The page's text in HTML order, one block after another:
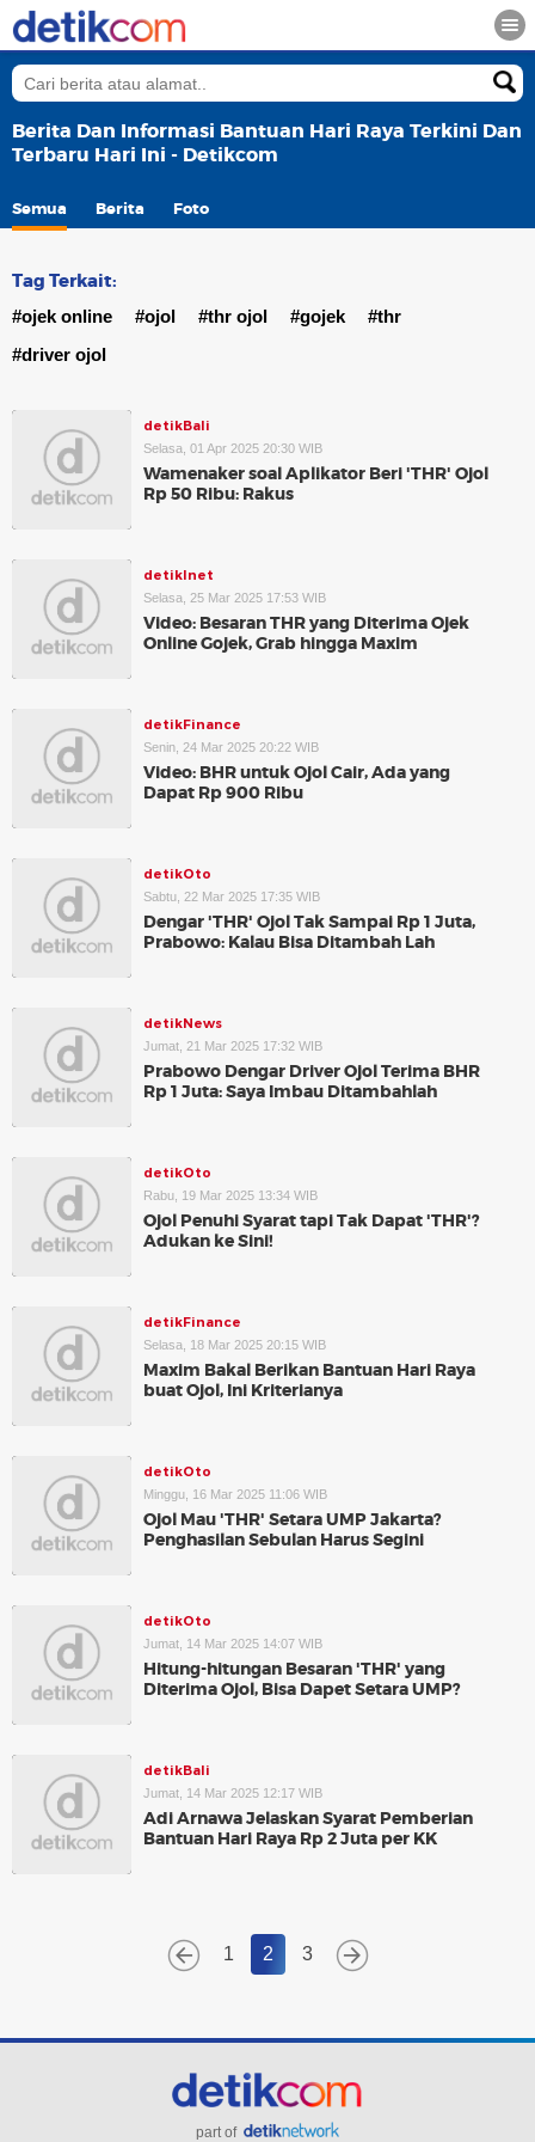
Berita Dan Informasi Bantuan Hari Raya Terkini Dan
Terbaru Hari Ini - Detikcom
Semua Berita Foto
Tag Terkait:
#ojek online #ojol #thr ojol #gojek
#thr
#driver ojol
detikBali
Selasa, 01 Apr 2025 20:30 WIB
Wamenaker soal Aplikator Beri 'THR' Ojol
Rp 50 Ribu: Rakus
detikInet
Selasa, 25 Mar 2025 17:53 WIB
Video: Besaran THR yang Diterima Ojek
Online Gojek, Grab hingga Maxim
detikFinance
Senin, 24 Mar 2025 20:22 WIB
Video: BHR untuk Ojol Cair, Ada yang
Dapat Rp 900 Ribu
detikOto
Sabtu, 22 Mar 2025 17:35 WIB
Dengar 'THR' Ojol Tak Sampai Rp 1 Juta,
Prabowo: Kalau Bisa Ditambah Lah
detikNews
Jumat, 21 Mar 2025 17:32 WIB
Prabowo Dengar Driver Ojol Terima BHR
Rp 1 Juta: Saya Imbau Ditambahlah
detikOto
Rabu, 19 Mar 2025 13:34 WIB
Ojol Penuhi Syarat tapi Tak Dapat 'THR'?
Adukan ke Sini!
detikFinance
Selasa, 18 Mar 2025 20:15 WIB
Maxim Bakal Berikan Bantuan Hari Raya
buat Ojol, Ini Kriterianya
detikOto
Minggu, 16 Mar 2025 11:06 WIB
Ojol Mau 'THR' Setara UMP Jakarta?
Penghasilan Sebulan Harus Segini
detikOto
Jumat, 14 Mar 2025 14:07 WIB
Hitung-hitungan Besaran 'THR' yang
Diterima Ojol, Bisa Dapet Setara UMP?
detikBali
Jumat, 14 Mar 2025 12:17 WIB
Adi Arnawa Jelaskan Syarat Pemberian
Bantuan Hari Raya Rp 2 Juta per KK
1 2 3
part of